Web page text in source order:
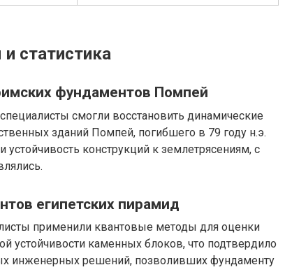
статистика
фундаментов Помпей
смогли восстановить динамические
зданий Помпей, погибшего в 79 году н.э.
конструкций к землетрясениям, с
египетских пирамид
применили квантовые методы для оценки
устойчивости каменных блоков, что подтвердило
инженерных решений, позволивших фундаменту